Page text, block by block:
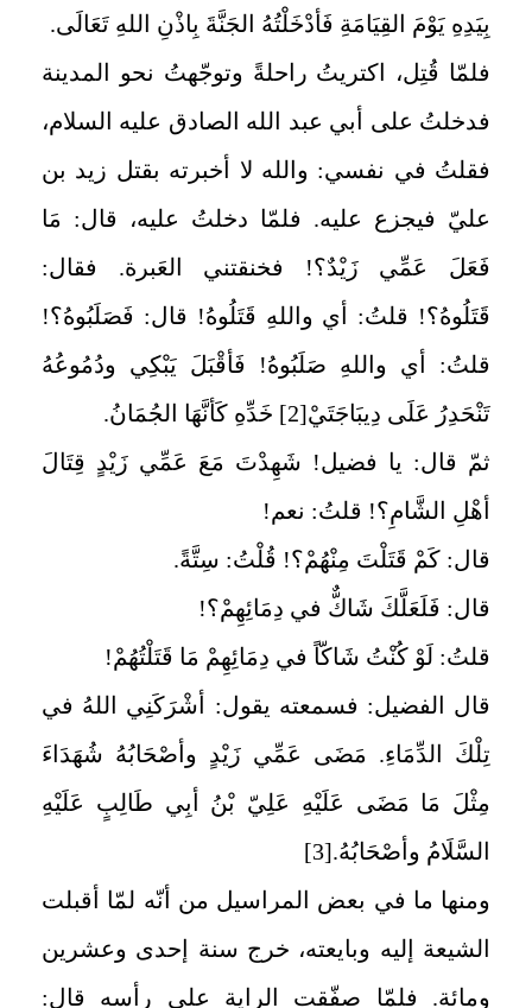
بِيَدِهِ‏ يَوْمَ القِيَامَةِ فَأدْخَلْتُهُ الجَنَّةَ بِاذْنِ اللهِ تَعَالَى.
فلمّا قُتِل، اكتريتُ راحلةً وتوجّهتُ نحو المدينة
فدخلتُ على أبي عبد الله الصادق عليه السلام،
فقلتُ في نفسي: والله لا أخبرته بقتل زيد بن
عليّ فيجزع عليه. فلمّا دخلتُ عليه، قال: مَا
فَعَلَ عَمِّي زَيْدٌ؟! فخنقتني العَبرة. فقال:
قَتَلُوهُ؟! قلتُ: أي واللهِ قَتَلُوهُ! قال: فَصَلَبُوهُ؟!
قلتُ: أي واللهِ صَلَبُوهُ! فَأقْبَلَ يَبْكِي ودُمُوعُهُ
تَنْحَدِرُ عَلَى دِيبَاجَتَيْ‏[2]
خَدِّهِ كَأنَّهَا الجُمَانُ.
ثمّ قال: يا فضيل! شَهِدْتَ مَعَ عَمِّي زَيْدٍ قِتَالَ
أهْلِ الشَّامِ؟! قلتُ: نعم!
قال: كَمْ قَتَلْتَ مِنْهُمْ؟! قُلْتُ: سِتَّةً.
قال: فَلَعَلَّكَ شَاكٌّ في دِمَائِهِمْ؟!
قلتُ: لَوْ كُنْتُ شَاكّاً في دِمَائِهِمْ مَا قَتَلْتُهُمْ!
قال الفضيل: فسمعته يقول: أشْرَكَنِي اللهُ في
تِلْكَ الدِّمَاءِ. مَضَى عَمِّي زَيْدٍ وأصْحَابُهُ شُهَدَاءَ
مِثْلَ مَا مَضَى عَلَيْهِ عَلِيّ بْنُ أبِي طَالِبٍ عَلَيْهِ
السَّلَامُ وأصْحَابُهُ.[3]
ومنها ما في بعض المراسيل من أنّه لمّا أقبلت
الشيعة إليه وبايعته، خرج سنة إحدى وعشرين
ومائة. فلمّا صفّقت الراية على رأسه قال: